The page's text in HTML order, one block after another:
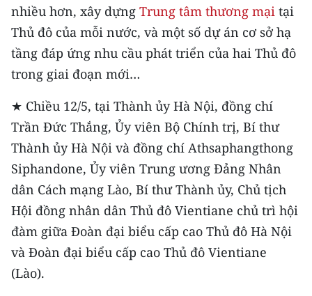
Đồng bằng sông Hồng
Bắc Trung Bộ
Duyên hải Nam Trung Bộ và Tây
Đông Nam Bộ
Đồng bằng sông Cửu Long
Chuyên trang Hà Nội
Chuyên trang TP. Hồ Chí Minh
CHUYÊN ĐỀ
CÁC CHUYÊN TRANG
nhiều hơn, xây dựng Trung tâm thương mại tại
Thủ đô của mỗi nước, và một số dự án cơ sở hạ
tầng đáp ứng nhu cầu phát triển của hai Thủ đô
trong giai đoạn mới…
★ Chiều 12/5, tại Thành ủy Hà Nội, đồng chí
Trần Đức Thắng, Ủy viên Bộ Chính trị, Bí thư
Thành ủy Hà Nội và đồng chí Athsaphangthong
Siphandone, Ủy viên Trung ương Đảng Nhân
dân Cách mạng Lào, Bí thư Thành ủy, Chủ tịch
Hội đồng nhân dân Thủ đô Vientiane chủ trì hội
đàm giữa Đoàn đại biểu cấp cao Thủ đô Hà Nội
và Đoàn đại biểu cấp cao Thủ đô Vientiane
(Lào).